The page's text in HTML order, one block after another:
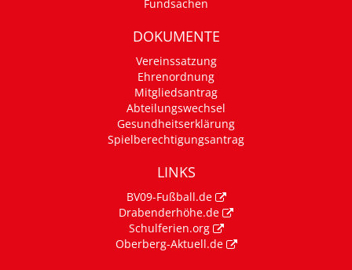
Fundsachen
DOKUMENTE
Vereinssatzung
Ehrenordnung
Mitgliedsantrag
Abteilungswechsel
Gesundheitserklärung
Spielberechtigungsantrag
LINKS
BV09-Fußball.de
Drabenderhöhe.de
Schulferien.org
Oberberg-Aktuell.de